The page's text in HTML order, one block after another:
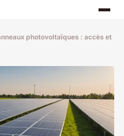
photovoltaïques : accès et